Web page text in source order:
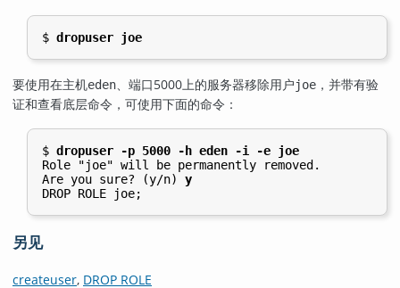
$ dropuser joe
要使用在主机eden、端口5000上的服务器移除用户joe ，并带有验
证和查看底层命令，可使用下面的命令：
$ dropuser -p 5000 -h eden -i -e joe
Role "joe" will be permanently removed.
Are you sure? (y/n) y
DROP ROLE joe;
另见
createuser, DROP ROLE